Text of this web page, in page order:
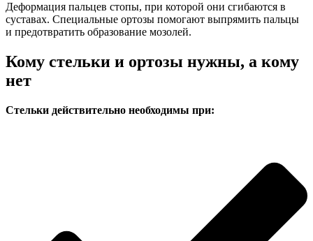
Деформация пальцев стопы, при которой они сгибаются в
суставах. Специальные ортозы помогают выпрямить пальцы
и предотвратить образование мозолей.
Кому стельки и ортозы нужны, а кому
нет
Стельки действительно необходимы при: